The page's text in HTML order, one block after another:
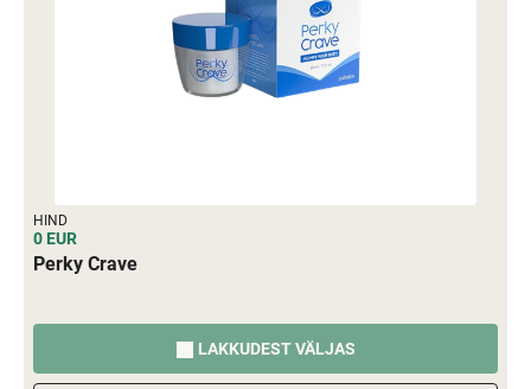
HIND
0 EUR
Perky Crave
LAKKUDEST VÄLJAS